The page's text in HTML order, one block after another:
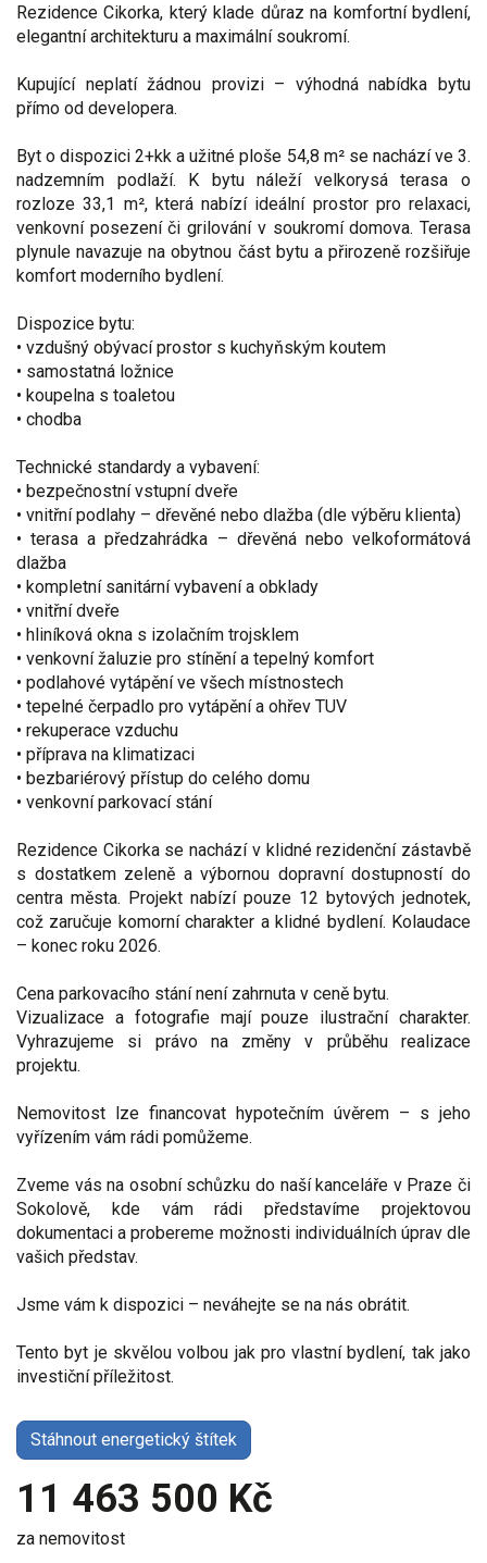
Rezidence Cikorka, který klade důraz na komfortní bydlení,
elegantní architekturu a maximální soukromí.
Kupující neplatí žádnou provizi – výhodná nabídka bytu
přímo od developera.
Byt o dispozici 2+kk a užitné ploše 54,8 m² se nachází ve 3.
nadzemním podlaží. K bytu náleží velkorysá terasa o
rozloze 33,1 m², která nabízí ideální prostor pro relaxaci,
venkovní posezení či grilování v soukromí domova. Terasa
plynule navazuje na obytnou část bytu a přirozeně rozšiřuje
komfort moderního bydlení.
Dispozice bytu:
• vzdušný obývací prostor s kuchyňským koutem
• samostatná ložnice
• koupelna s toaletou
• chodba
Technické standardy a vybavení:
• bezpečnostní vstupní dveře
• vnitřní podlahy – dřevěné nebo dlažba (dle výběru klienta)
• terasa a předzahrádka – dřevěná nebo velkoformátová
dlažba
• kompletní sanitární vybavení a obklady
• vnitřní dveře
• hliníková okna s izolačním trojsklem
• venkovní žaluzie pro stínění a tepelný komfort
• podlahové vytápění ve všech místnostech
• tepelné čerpadlo pro vytápění a ohřev TUV
• rekuperace vzduchu
• příprava na klimatizaci
• bezbariérový přístup do celého domu
• venkovní parkovací stání
Rezidence Cikorka se nachází v klidné rezidenční zástavbě
s dostatkem zeleně a výbornou dopravní dostupností do
centra města. Projekt nabízí pouze 12 bytových jednotek,
což zaručuje komorní charakter a klidné bydlení. Kolaudace
– konec roku 2026.
Cena parkovacího stání není zahrnuta v ceně bytu.
Vizualizace a fotografie mají pouze ilustrační charakter.
Vyhrazujeme si právo na změny v průběhu realizace
projektu.
Nemovitost lze financovat hypotečním úvěrem – s jeho
vyřízením vám rádi pomůžeme.
Zveme vás na osobní schůzku do naší kanceláře v Praze či
Sokolově, kde vám rádi představíme projektovou
dokumentaci a probereme možnosti individuálních úprav dle
vašich představ.
Jsme vám k dispozici – neváhejte se na nás obrátit.
Tento byt je skvělou volbou jak pro vlastní bydlení, tak jako
investiční příležitost.
Stáhnout energetický štítek
11 463 500 Kč
za nemovitost